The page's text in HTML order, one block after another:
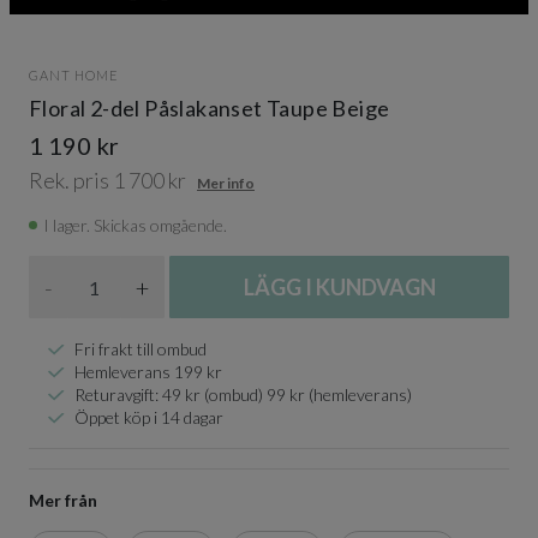
GANT HOME
Floral 2-del Påslakanset Taupe Beige
1 190 kr
Rek. pris 1 700 kr Mer info
I lager. Skickas omgående.
- + LÄGG I KUNDVAGN
Fri frakt till ombud
Hemleverans 199 kr
Returavgift: 49 kr (ombud) 99 kr (hemleverans)
Öppet köp i 14 dagar
Mer från